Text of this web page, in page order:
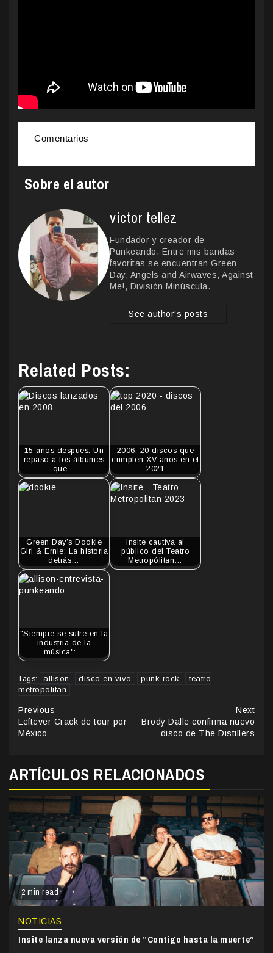
Comentarios
Sobre el autor
victor tellez
Fundador y creador de
Punkeando. Entre mis bandas
favoritas se encuentran Green
Day, Angels and Airwaves, Against
Me!, División Minúscula.
See author's posts
Related Posts:
15 años después: Un
repaso a los álbumes
que…
2006: 20 discos que
cumplen XV años en el
2021
Green Day’s Dookie
Girl & Ernie: La historia
detrás…
Insite cautiva al
público del Teatro
Metropólitan…
"Siempre se sufre en la
industria de la
música":…
Tags: allison disco en vivo punk rock
teatro
metropolitan
Continue
Reading
Previous
Leftöver Crack de tour por
México
Next
Brody Dalle confirma nuevo
disco de The Distillers
ARTÍCULOS RELACIONADOS
2 min read
NOTICIAS
Insite lanza nueva versión de “Contigo hasta la muerte”